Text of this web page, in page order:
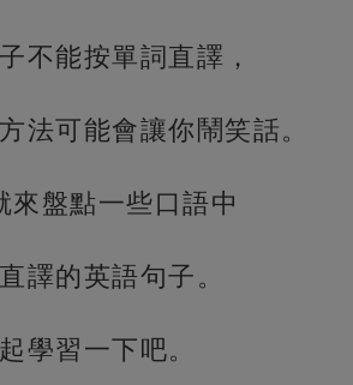
不能按單詞直譯，
法可能會讓你鬧笑話。
來盤點一些口語中
譯的英語句子。
學習一下吧。